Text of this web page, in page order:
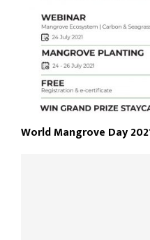
World Mangrove Day